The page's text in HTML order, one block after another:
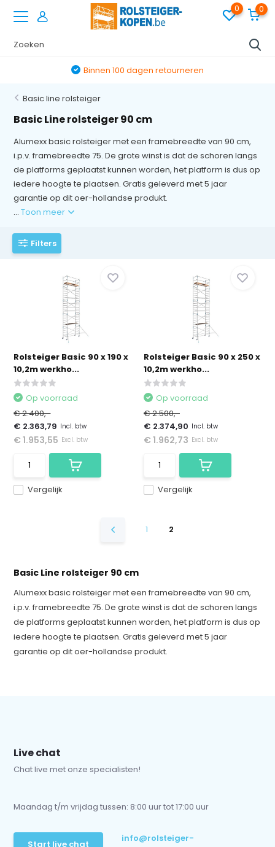
0 0
Binnen 100 dagen retourneren
Basic line rolsteiger
Basic Line rolsteiger 90 cm
Alumexx basic rolsteiger met een framebreedte van 90 cm,
i.p.v. framebreedte 75. De grote winst is dat de schoren langs
de platforms geplaatst kunnen worden, het platform is dus op
iedere hoogte te plaatsen. Gratis geleverd met 5 jaar
garantie op dit oer-hollandse produkt.
...Toon meer
Filters
Rolsteiger Basic 90 x 190 x
10,2m werkho...
Vergelijk
Op voorraad
€ 2.400,-
€ 2.363,79 Incl. btw
€ 1.953,55 Excl. btw
Rolsteiger Basic 90 x 250 x
10,2m werkho...
Vergelijk
Op voorraad
€ 2.500,-
€ 2.374,90 Incl. btw
€ 1.962,73 Excl. btw
1 2
Basic Line rolsteiger 90 cm
Alumexx basic rolsteiger met een framebreedte van 90 cm,
i.p.v. framebreedte 75. De grote winst is dat de schoren langs
de platforms geplaatst kunnen worden, het platform is dus op
iedere hoogte te plaatsen. Gratis geleverd met 5 jaar
garantie op dit oer-hollandse produkt.
Live chat
Chat live met onze specialisten!
Maandag t/m vrijdag tussen: 8:00 uur tot 17:00 uur
Start live chat
info@rolsteiger-